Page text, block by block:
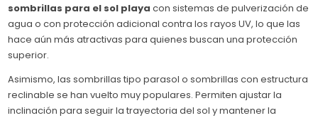
sombrillas para el sol playa con sistemas de pulverización de
agua o con protección adicional contra los rayos UV, lo que las
hace aún más atractivas para quienes buscan una protección
superior.
Asimismo, las sombrillas tipo parasol o sombrillas con estructura
reclinable se han vuelto muy populares. Permiten ajustar la
inclinación para seguir la trayectoria del sol y mantener la